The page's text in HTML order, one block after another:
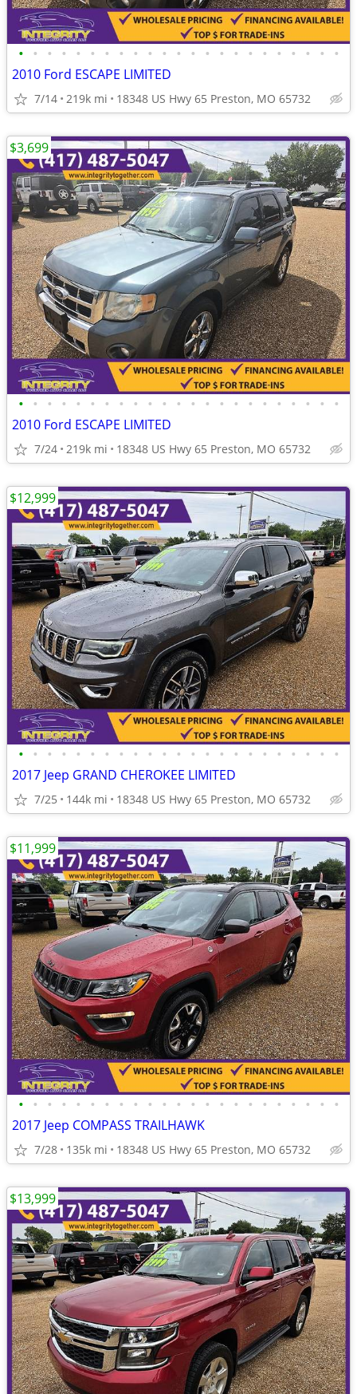
• • • • • • • • • • • • • • • • • • • • • • •
2010 Ford ESCAPE LIMITED
7/14 219k mi 18348 US Hwy 65 Preston, MO 65732
• • • • • • • • • • • • • • • • • • • • • • •
2010 Ford ESCAPE LIMITED
7/24 219k mi 18348 US Hwy 65 Preston, MO 65732
$3,699
• • • • • • • • • • • • • • • • • • • • • • •
2017 Jeep GRAND CHEROKEE LIMITED
7/25 144k mi 18348 US Hwy 65 Preston, MO 65732
$12,999
• • • • • • • • • • • • • • • • • • • • • • •
2017 Jeep COMPASS TRAILHAWK
7/28 135k mi 18348 US Hwy 65 Preston, MO 65732
$11,999
$13,999